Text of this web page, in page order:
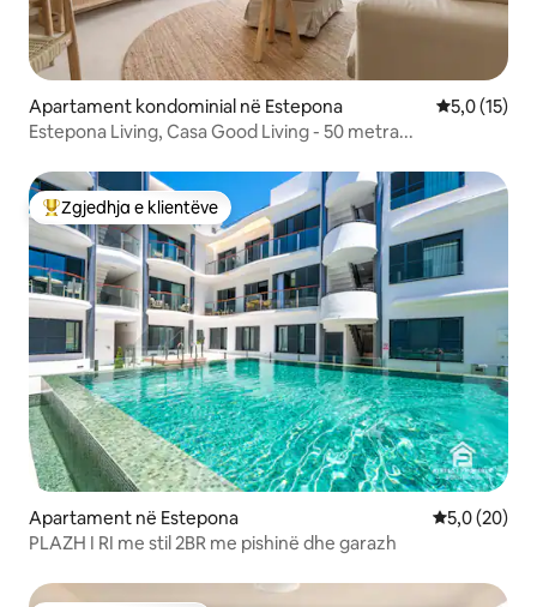
Apartament kondominial në Estepona Vlerësimi
5,0 (15)
Estepona Living, Casa Good Living - 50 metra...
Më të mirat e zgjedhjeve të klientëve
Zgjedhja e klientëve
Apartament në Estepona Vlerësimi
5,0 (20)
PLAZH I RI me stil 2BR me pishinë dhe garazh